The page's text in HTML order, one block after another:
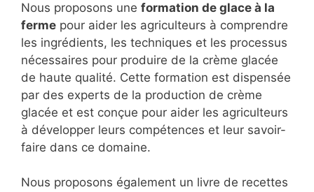
Nous proposons une formation de glace à la
ferme pour aider les agriculteurs à comprendre
les ingrédients, les techniques et les processus
nécessaires pour produire de la crème glacée
de haute qualité. Cette formation est dispensée
par des experts de la production de crème
glacée et est conçue pour aider les agriculteurs
à développer leurs compétences et leur savoir-
faire dans ce domaine.
Nous proposons également un livre de recettes